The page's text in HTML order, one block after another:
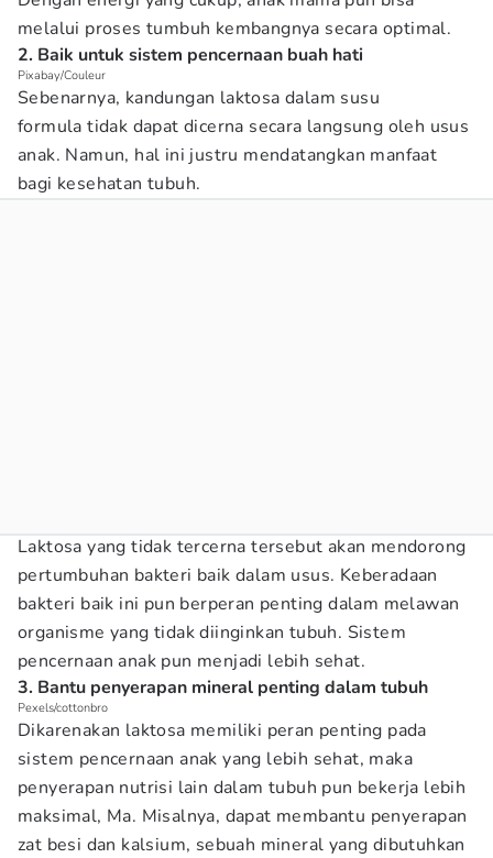
melalui proses tumbuh kembangnya secara optimal.
2. Baik untuk sistem pencernaan buah hati
Pixabay/Couleur
Sebenarnya, kandungan laktosa dalam susu
formula tidak dapat dicerna secara langsung oleh usus
anak. Namun, hal ini justru mendatangkan manfaat
bagi kesehatan tubuh.
Laktosa yang tidak tercerna tersebut akan mendorong
pertumbuhan bakteri baik dalam usus. Keberadaan
bakteri baik ini pun berperan penting dalam melawan
organisme yang tidak diinginkan tubuh. Sistem
pencernaan anak pun menjadi lebih sehat.
3. Bantu penyerapan mineral penting dalam tubuh
Pexels/cottonbro
Dikarenakan laktosa memiliki peran penting pada
sistem pencernaan anak yang lebih sehat, maka
penyerapan nutrisi lain dalam tubuh pun bekerja lebih
maksimal, Ma. Misalnya, dapat membantu penyerapan
zat besi dan kalsium, sebuah mineral yang dibutuhkan